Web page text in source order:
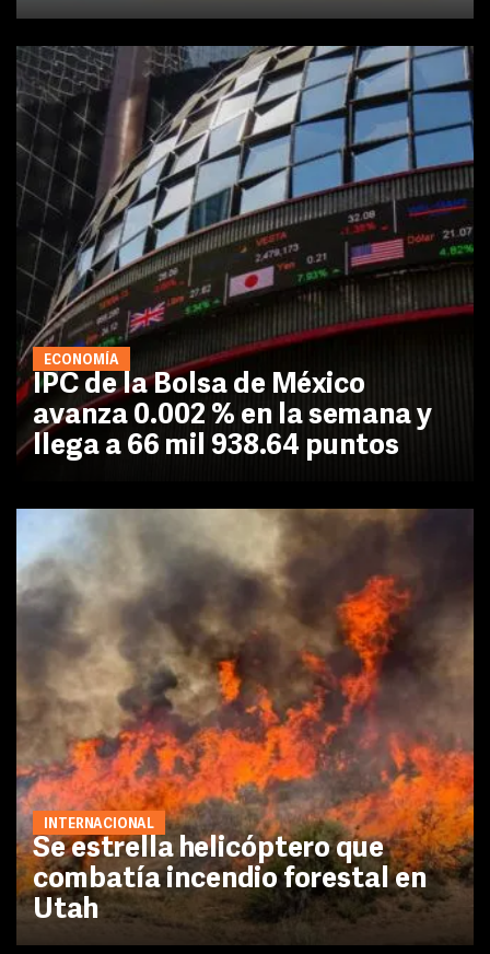
ECONOMÍA
IPC de la Bolsa de México
avanza 0.002 % en la semana y
llega a 66 mil 938.64 puntos
INTERNACIONAL
Se estrella helicóptero que
combatía incendio forestal en
Utah